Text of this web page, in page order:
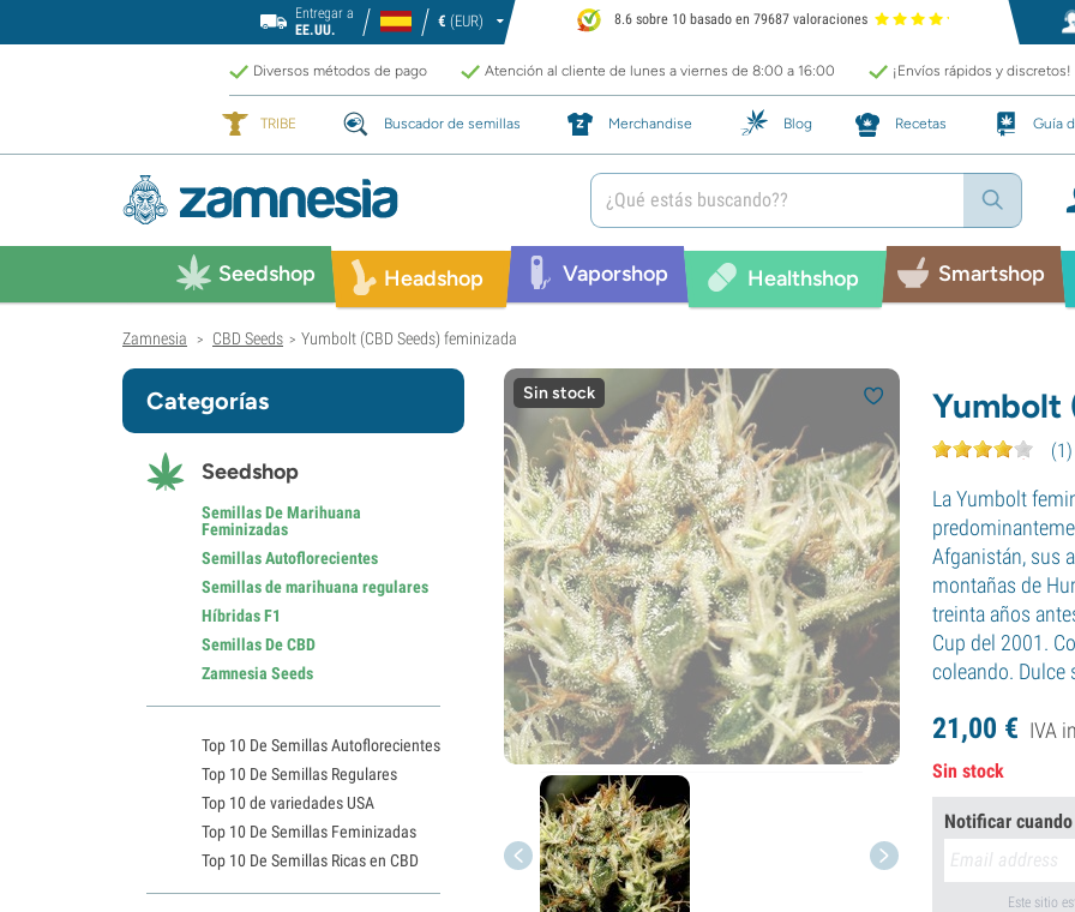
Entregar a
EE.UU.
€ (EUR) 8.6 sobre 10 basado en 79687 valoraciones
Diversos métodos de pago Atención al cliente de lunes a viernes de 8:00 a 16:00 ¡Envíos rápidos y discretos!
TRIBE Buscador de semillas Merchandise Blog Recetas Guía
Seedshop Headshop Vaporshop Healthshop Smartshop
Zamnesia > CBD Seeds > Yumbolt (CBD Seeds) feminizada
Sin stock Yumbolt
(1)
La Yumbolt
Afganistán, sus
montañas de
treinta años
Cup del 2001.
coleando. Dulce
21,00 € IVA
Sin stock
Notificar
Este sitio
Categorías
Seedshop
Semillas De Marihuana
Feminizadas
Semillas Autoflorecientes
Semillas de marihuana regulares
Híbridas F1
Semillas De CBD
Zamnesia Seeds
Top 10 De Semillas Autoflorecientes
Top 10 De Semillas Regulares
Top 10 de variedades USA
Top 10 De Semillas Feminizadas
Top 10 De Semillas Ricas en CBD